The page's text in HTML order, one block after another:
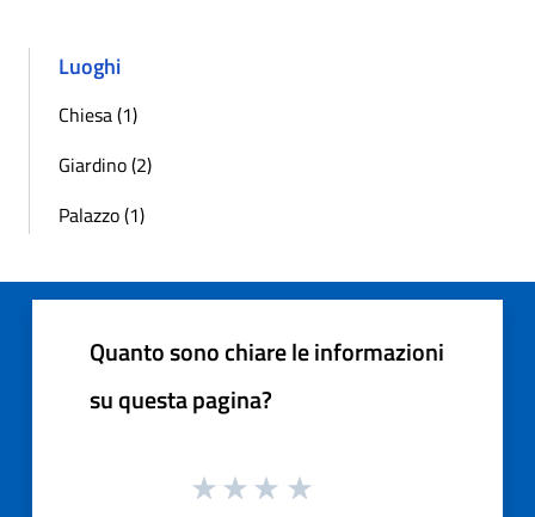
Luoghi
Chiesa (1)
Giardino (2)
Palazzo (1)
Quanto sono chiare le informazioni
su questa pagina?